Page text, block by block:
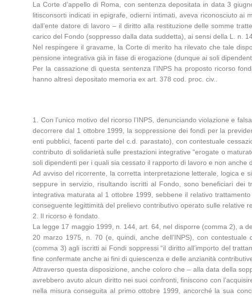
La Corte d’appello di Roma, con sentenza depositata in data 3
litisconsorti indicati in epigrafe, odierni intimati, aveva riconosciuto ai
dall’ente datore di lavoro – il diritto alla restituzione delle somme
carico del Fondo (soppresso dalla data suddetta), ai sensi della L. n.
Nel respingere il gravame, la Corte di merito ha rilevato che tale
pensione integrativa già in fase di erogazione (dunque ai soli
Per la cassazione di questa sentenza l’INPS ha proposto ricorso
hanno altresì depositato memoria ex art. 378 cod. proc. civ..
1. Con l’unico motivo del ricorso l’INPS, denunciando violazione e
decorrere dal 1 ottobre 1999, la soppressione dei fondi per la
enti pubblici, facenti parte del c.d. parastato), con contestuale
contributo di solidarietà sulle prestazioni integrative “erogate o
soli dipendenti per i quali sia cessato il rapporto di lavoro e non anche
Ad avviso del ricorrente, la corretta interpretazione letterale, logica e
seppure in servizio, risultando iscritti al Fondo, sono beneficiari
integrativa maturata al 1 ottobre 1999, sebbene il relativo
conseguente legittimità del prelievo contributivo operato sulle relative
2. Il ricorso è fondato.
La legge 17 maggio 1999, n. 144, art. 64, nel disporre (comma 2), a
20 marzo 1975, n. 70 (e, quindi, anche dell’INPS), con
(comma 3) agli iscritti ai Fondi soppressi “il diritto all’importo del
fine confermate anche ai fini di quiescenza e delle anzianità
Attraverso questa disposizione, anche coloro che – alla data della
avrebbero avuto alcun diritto nei suoi confronti, finiscono con
nella misura conseguita al primo ottobre 1999, ancorché la sua